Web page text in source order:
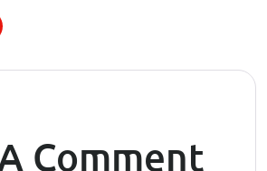
Comment